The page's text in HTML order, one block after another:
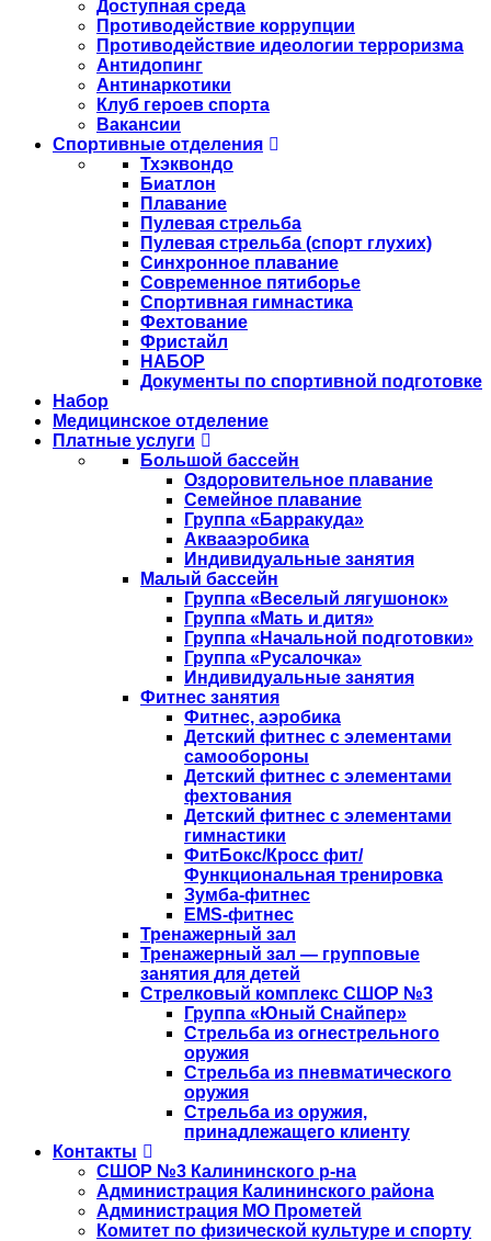
Доступная среда
Противодействие коррупции
Противодействие идеологии терроризма
Антидопинг
Антинаркотики
Клуб героев спорта
Вакансии
Спортивные отделения
Тхэквондо
Биатлон
Плавание
Пулевая стрельба
Пулевая стрельба (спорт глухих)
Синхронное плавание
Современное пятиборье
Спортивная гимнастика
Фехтование
Фристайл
НАБОР
Документы по спортивной подготовке
Набор
Медицинское отделение
Платные услуги
Большой бассейн
Оздоровительное плавание
Семейное плавание
Группа «Барракуда»
Аквааэробика
Индивидуальные занятия
Малый бассейн
Группа «Веселый лягушонок»
Группа «Мать и дитя»
Группа «Начальной подготовки»
Группа «Русалочка»
Индивидуальные занятия
Фитнес занятия
Фитнес, аэробика
Детский фитнес с элементами
самообороны
Детский фитнес с элементами
фехтования
Детский фитнес с элементами
гимнастики
ФитБокс/Кросс фит/
Функциональная тренировка
Зумба-фитнес
EMS-фитнес
Тренажерный зал
Тренажерный зал — групповые
занятия для детей
Стрелковый комплекс СШОР №3
Группа «Юный Снайпер»
Стрельба из огнестрельного
оружия
Стрельба из пневматического
оружия
Стрельба из оружия,
принадлежащего клиенту
Контакты
СШОР №3 Калининского р-на
Администрация Калининского района
Администрация МО Прометей
Комитет по физической культуре и спорту